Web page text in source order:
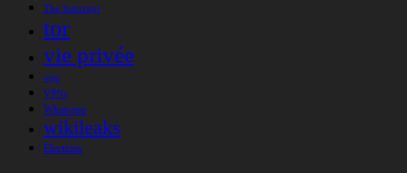
The Intercept
tor
vie privée
vpn
VPNs
Whatsapp
wikileaks
Élections